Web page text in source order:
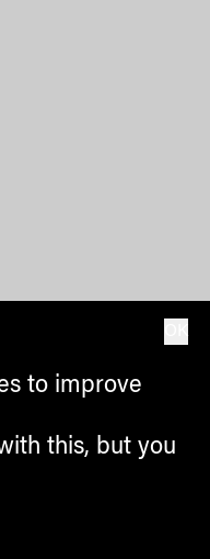
to improve
this, but you